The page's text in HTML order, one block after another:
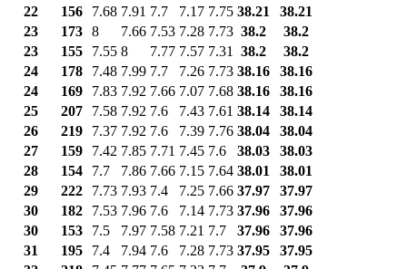
22
156 7.68 7.91 7.7 7.17 7.75 38.21
38.21
23
173 8 7.66 7.53 7.28 7.73 38.2
38.2
23
155 7.55 8 7.77 7.57 7.31 38.2
38.2
24
178 7.48 7.99 7.7 7.26 7.73 38.16
38.16
24
169 7.83 7.92 7.66 7.07 7.68 38.16
38.16
25
207 7.58 7.92 7.6 7.43 7.61 38.14
38.14
26
219 7.37 7.92 7.6 7.39 7.76 38.04
38.04
27
159 7.42 7.85 7.71 7.45 7.6 38.03
38.03
28
154 7.7 7.86 7.66 7.15 7.64 38.01
38.01
29
222 7.73 7.93 7.4 7.25 7.66 37.97
37.97
30
182 7.53 7.96 7.6 7.14 7.73 37.96
37.96
30
153 7.5 7.97 7.58 7.21 7.7 37.96
37.96
31
195 7.4 7.94 7.6 7.28 7.73 37.95
37.95